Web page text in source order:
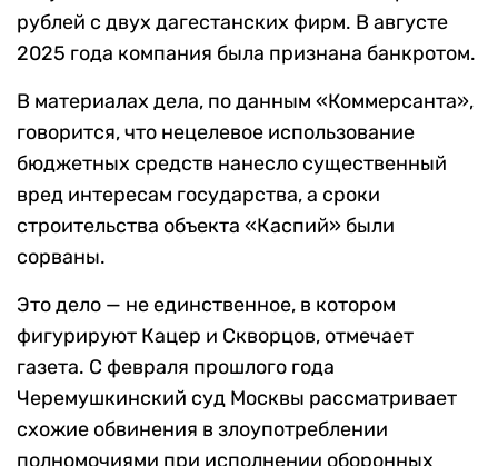
рублей с двух дагестанских фирм. В августе
2025 года компания была признана банкротом.
В материалах дела, по данным «Коммерсанта»,
говорится, что нецелевое использование
бюджетных средств нанесло существенный
вред интересам государства, а сроки
строительства объекта «Каспий» были
сорваны.
Это дело — не единственное, в котором
фигурируют Кацер и Скворцов, отмечает
газета. С февраля прошлого года
Черемушкинский суд Москвы рассматривает
схожие обвинения в злоупотреблении
полномочиями при исполнении оборонных